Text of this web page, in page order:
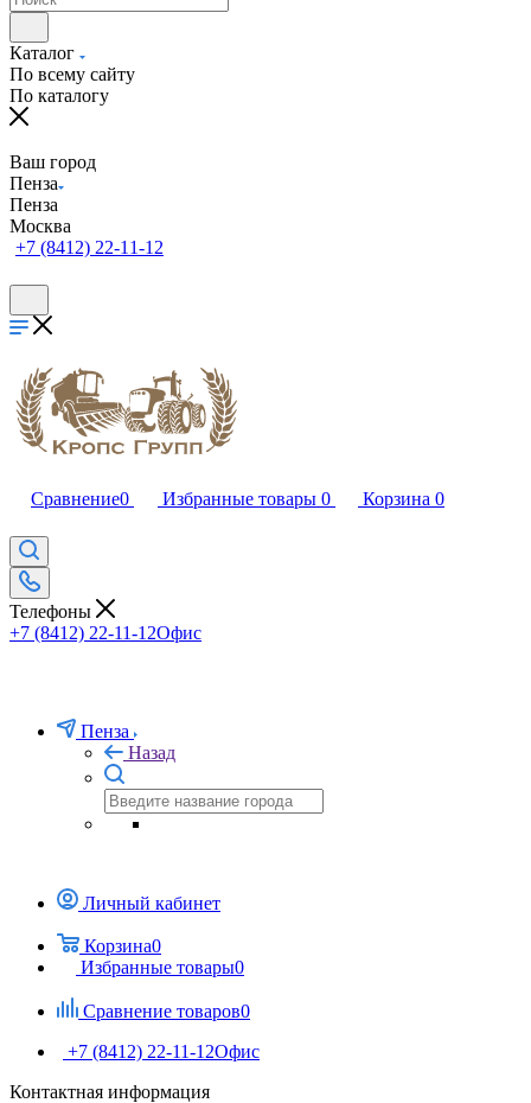
Каталог
По всему сайту
По каталогу
Ваш город
Пенза
Пенза
Москва
+7 (8412) 22-11-12
Сравнение0 Избранные товары 0 Корзина 0
Телефоны
+7 (8412) 22-11-12Офис
Пенза
Назад
Личный кабинет
Корзина0
Избранные товары0
Сравнение товаров0
+7 (8412) 22-11-12Офис
Контактная информация